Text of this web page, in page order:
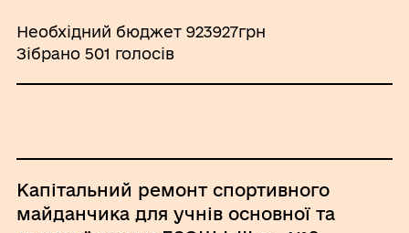
Необхідний бюджет 923927грн
Зібрано 501 голосів
Капітальний ремонт спортивного
майданчика для учнів основної та